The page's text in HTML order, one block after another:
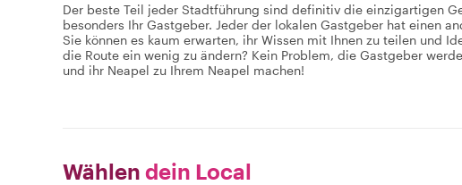
Der beste Teil jeder Stadtführung sind definitiv die einzigartigen
besonders Ihr Gastgeber. Jeder der lokalen Gastgeber hat einen
Sie können es kaum erwarten, ihr Wissen mit Ihnen zu teilen und
die Route ein wenig zu ändern? Kein Problem, die Gastgeber
und ihr Neapel zu Ihrem Neapel machen!
Wählen dein Local